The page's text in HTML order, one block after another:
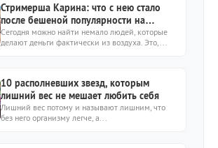
Стримерша Карина: что с нею стало
после бешеной популярности на
стримах?
Сегодня можно найти немало людей, которые
делают деньги фактически из воздуха. Это,...
10 располневших звезд, которым
лишний вес не мешает любить себя
Лишний вес потому и называют лишним, что
без него организму легче, а...